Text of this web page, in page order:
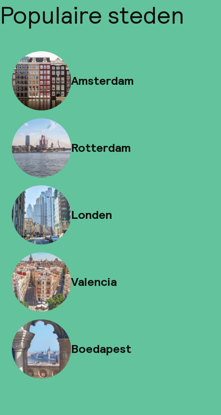
Populaire steden
Amsterdam
Rotterdam
Londen
Valencia
Boedapest